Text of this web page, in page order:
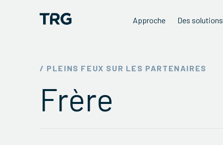
Approche Des solutions
/ PLEINS FEUX SUR LES PARTENAIRES
Frère